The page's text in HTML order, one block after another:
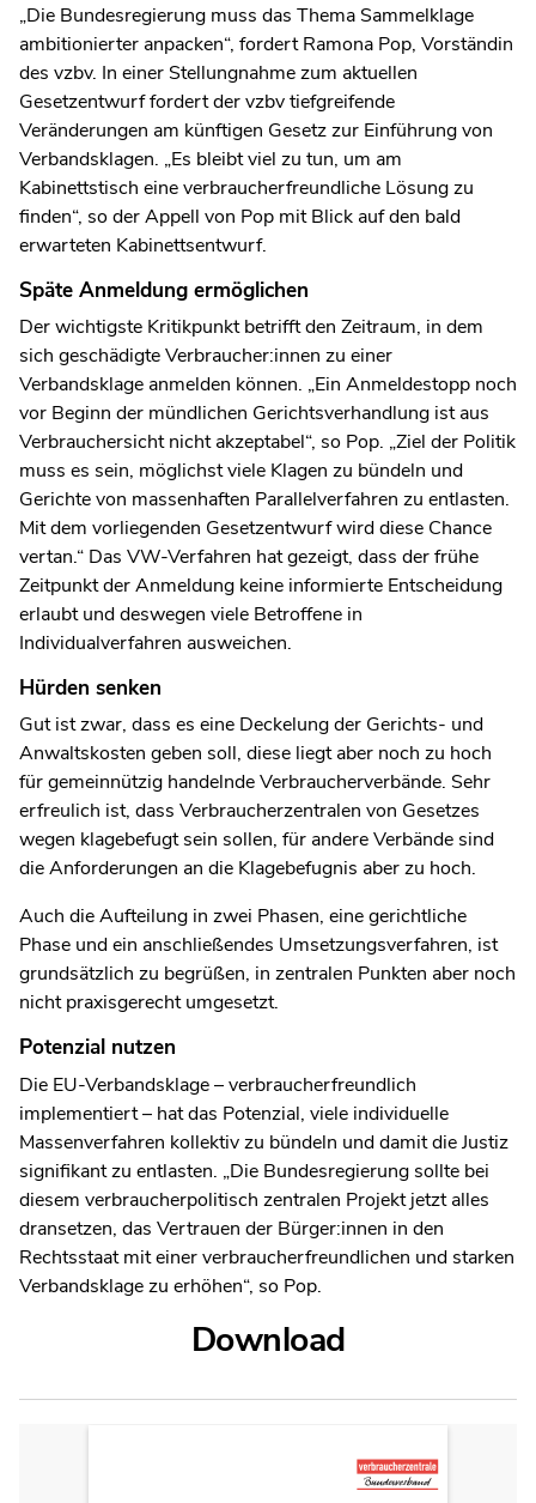
„Die Bundesregierung muss das Thema Sammelklage
ambitionierter anpacken“, fordert Ramona Pop, Vorständin
des vzbv. In einer Stellungnahme zum aktuellen
Gesetzentwurf fordert der vzbv tiefgreifende
Veränderungen am künftigen Gesetz zur Einführung von
Verbandsklagen. „Es bleibt viel zu tun, um am
Kabinettstisch eine verbraucherfreundliche Lösung zu
finden“, so der Appell von Pop mit Blick auf den bald
erwarteten Kabinettsentwurf.
Späte Anmeldung ermöglichen
Der wichtigste Kritikpunkt betrifft den Zeitraum, in dem
sich geschädigte Verbraucher:innen zu einer
Verbandsklage anmelden können. „Ein Anmeldestopp noch
vor Beginn der mündlichen Gerichtsverhandlung ist aus
Verbrauchersicht nicht akzeptabel“, so Pop. „Ziel der Politik
muss es sein, möglichst viele Klagen zu bündeln und
Gerichte von massenhaften Parallelverfahren zu entlasten.
Mit dem vorliegenden Gesetzentwurf wird diese Chance
vertan.“ Das VW-Verfahren hat gezeigt, dass der frühe
Zeitpunkt der Anmeldung keine informierte Entscheidung
erlaubt und deswegen viele Betroffene in
Individualverfahren ausweichen.
Hürden senken
Gut ist zwar, dass es eine Deckelung der Gerichts- und
Anwaltskosten geben soll, diese liegt aber noch zu hoch
für gemeinnützig handelnde Verbraucherverbände. Sehr
erfreulich ist, dass Verbraucherzentralen von Gesetzes
wegen klagebefugt sein sollen, für andere Verbände sind
die Anforderungen an die Klagebefugnis aber zu hoch.
Auch die Aufteilung in zwei Phasen, eine gerichtliche
Phase und ein anschließendes Umsetzungsverfahren, ist
grundsätzlich zu begrüßen, in zentralen Punkten aber noch
nicht praxisgerecht umgesetzt.
Potenzial nutzen
Die EU-Verbandsklage – verbraucherfreundlich
implementiert – hat das Potenzial, viele individuelle
Massenverfahren kollektiv zu bündeln und damit die Justiz
signifikant zu entlasten. „Die Bundesregierung sollte bei
diesem verbraucherpolitisch zentralen Projekt jetzt alles
dransetzen, das Vertrauen der Bürger:innen in den
Rechtsstaat mit einer verbraucherfreundlichen und starken
Verbandsklage zu erhöhen“, so Pop.
Download